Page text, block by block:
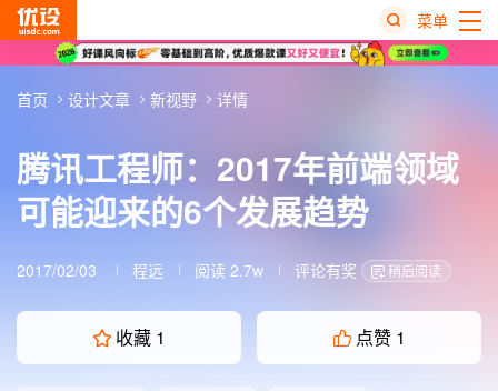
菜单
腾讯工程师：2017年前端领域
可能迎来的6个发展趋势
2017/02/03 程远 阅读 2.7w 评论有奖 稍后阅读
收藏 1 点赞 1
首页 设计文章 新视野 详情